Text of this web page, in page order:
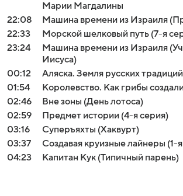
Марии Магдалины
22:08
Машина времени из Израиля
22:33
Морской шелковый путь (7-я
23:24
Машина времени из Израиля
Иисуса)
00:12
Аляска. Земля русских традиций
01:54
Королевство. Как грибы
02:46
Вне зоны (День лотоса)
02:59
Предмет истории (4-я серия)
03:16
Суперъяхты (Хаквурт)
03:37
Создавая круизные лайнеры (1-
04:23
Капитан Кук (Типичный парень)